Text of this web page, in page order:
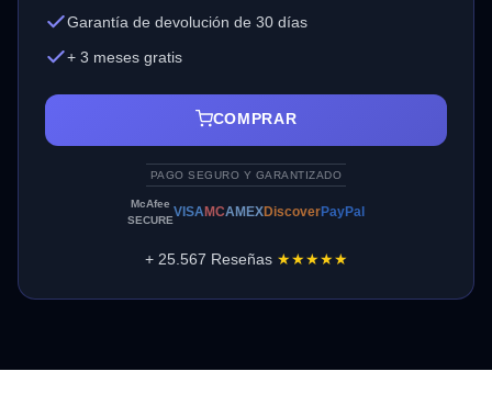
Garantía de devolución de 30 días
+ 3 meses gratis
COMPRAR
PAGO SEGURO Y GARANTIZADO
McAfee
SECURE
VISAMCAMEXDiscoverPayPal
+ 25.567 Reseñas ★★★★★